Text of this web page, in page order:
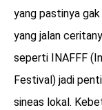
yang pastinya
yang jalan
seperti INAFFF
Festival) jadi
sineas lokal.